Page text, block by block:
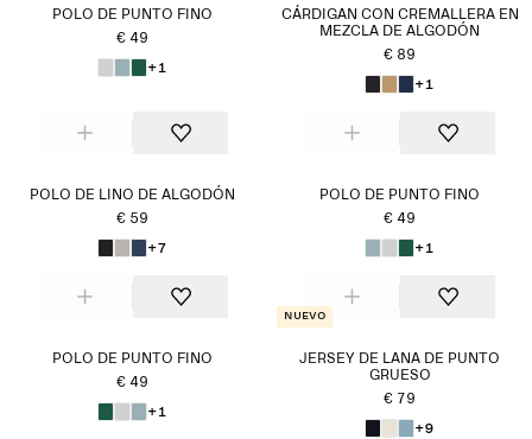
POLO DE PUNTO FINO
€ 49
+1
CÁRDIGAN CON CREMALLERA EN
MEZCLA DE ALGODÓN
€ 89
+1
POLO DE LINO DE ALGODÓN
€ 59
+7
POLO DE PUNTO FINO
€ 49
+1
POLO DE PUNTO FINO
€ 49
+1
Nuevo
JERSEY DE LANA DE PUNTO
GRUESO
€ 79
+9